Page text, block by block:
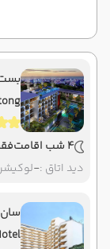
4 شب اقامت
دید اتاق :-